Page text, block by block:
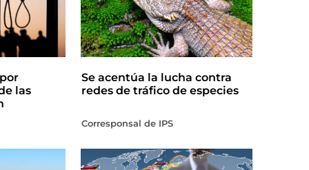
las
Se acentúa la lucha contra
redes de tráfico de especies
Corresponsal de IPS